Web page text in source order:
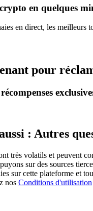
métaux précieux et
garantie
en quelques
en direct, les meilleurs
pour
: Autres
très volatils et peuvent
sur des sources
sur cette plateforme et
nos Conditions d'utilisation